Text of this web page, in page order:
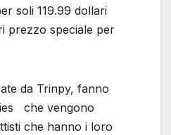
soli 119.99 dollari
prezzo speciale per
da Trinpy, fanno
che vengono
che hanno i loro